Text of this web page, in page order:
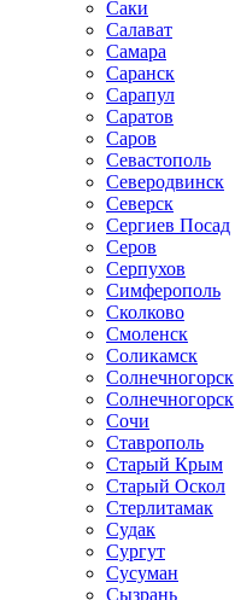
Саки
Салават
Самара
Саранск
Сарапул
Саратов
Саров
Севастополь
Северодвинск
Северск
Сергиев Посад
Серов
Серпухов
Симферополь
Сколково
Смоленск
Соликамск
Солнечногорск
Солнечногорск
Сочи
Ставрополь
Старый Крым
Старый Оскол
Стерлитамак
Судак
Сургут
Сусуман
Сызрань